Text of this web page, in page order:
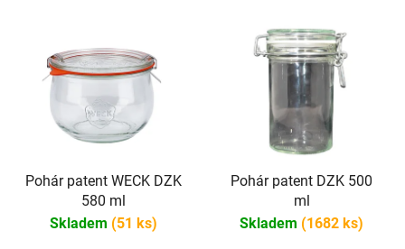
Pohár patent WECK DZK
580 ml
Skladem (51 ks)
Pohár patent DZK 500
ml
Skladem (1682 ks)